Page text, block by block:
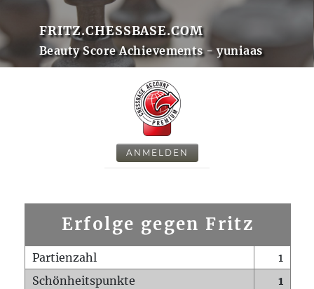
FRITZ.CHESSBASE.COM
Beauty Score Achievements - yuniaas
ANMELDEN
Erfolge gegen Fritz
Partienzahl
1
Schönheitspunkte
1